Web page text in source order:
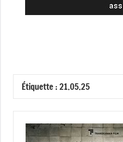
Étiquette : 21.05.25